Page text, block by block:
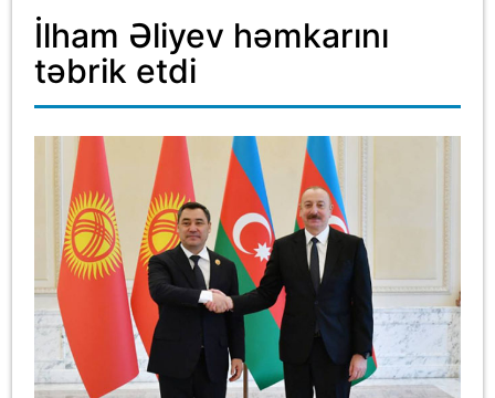
İlham Əliyev həmkarını
təbrik etdi